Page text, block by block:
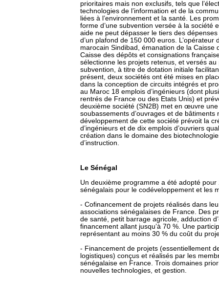
prioritaires mais non exclusifs, tels que
technologies de l’information et de la
liées à l’environnement et la santé. Les
forme d’une subvention versée à la société
aide ne peut dépasser le tiers des
d’un plafond de 150 000 euros.
marocain Sindibad, émanation de la
Caisse des dépôts et consignations
sélectionne les projets retenus, et versés
subvention, à titre de dotation initiale
présent, deux sociétés ont été mises en
dans la conception de circuits intégrés et
au Maroc 18 emplois d’ingénieurs (dont
rentrés de France ou des Etats Unis) et
deuxième société (SN2B) met en œuvre
soubassements d’ouvrages et de
développement de cette société prévoit la
d’ingénieurs et de dix emplois d’ouvriers
création dans le domaine des
d’instruction.
Le Sénégal
Un deuxième programme a été adopté
sénégalais pour le codéveloppement et les
- Cofinancement de projets réalisés dans
associations sénégalaises de France. Des
de santé, petit barrage agricole, adduction
financement allant jusqu’à 70 %. Une
représentant au moins 30 % du coût du
- Financement de projets (essentiellement
logistiques) conçus et réalisés par les
sénégalaise en France. Trois domaines
nouvelles technologies, et gestion.